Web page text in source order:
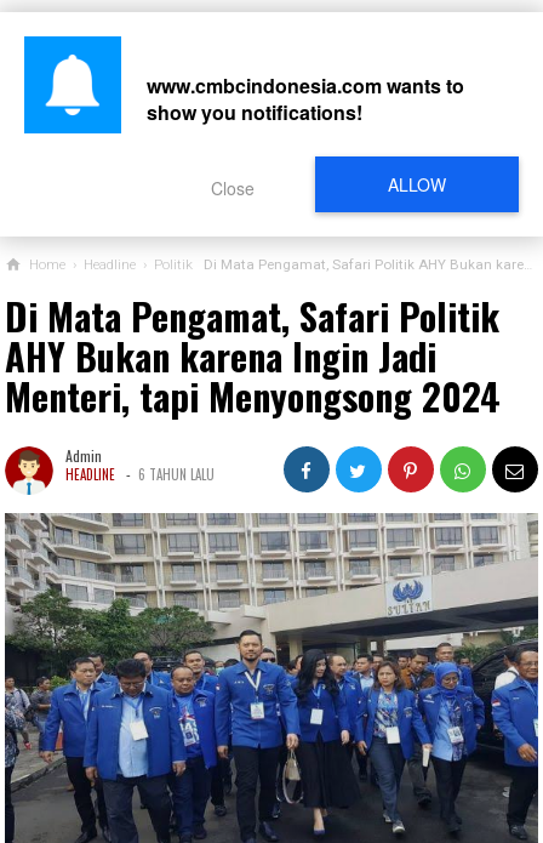
Home › Headline › Politik Di Mata Pengamat, Safari Politik AHY Bukan karena Ingin Jadi Menteri, tapi Menyongsong 2024
Di Mata Pengamat, Safari Politik
AHY Bukan karena Ingin Jadi
Menteri, tapi Menyongsong 2024
Admin
HEADLINE - 6 TAHUN LALU
www.cmbcindonesia.comwants to
show you notifications!
ALLOW
Close